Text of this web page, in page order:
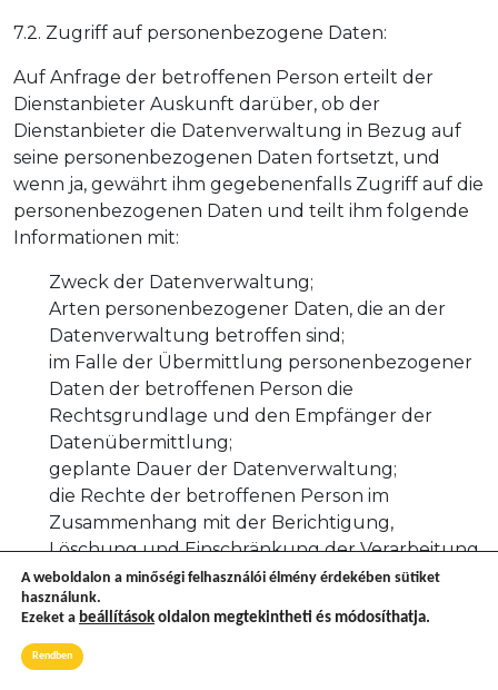
7.2. Zugriff auf personenbezogene Daten:
Auf Anfrage der betroffenen Person erteilt der
Dienstanbieter Auskunft darüber, ob der
Dienstanbieter die Datenverwaltung in Bezug auf
seine personenbezogenen Daten fortsetzt, und
wenn ja, gewährt ihm gegebenenfalls Zugriff auf die
personenbezogenen Daten und teilt ihm folgende
Informationen mit:
Zweck der Datenverwaltung;
Arten personenbezogener Daten, die an der
Datenverwaltung betroffen sind;
im Falle der Übermittlung personenbezogener
Daten der betroffenen Person die
Rechtsgrundlage und den Empfänger der
Datenübermittlung;
geplante Dauer der Datenverwaltung;
die Rechte der betroffenen Person im
Zusammenhang mit der Berichtigung,
Löschung und Einschränkung der Verarbeitung
personenbezogener Daten sowie Einwand
gegen die Verarbeitung personenbezogener
Daten;
die Möglichkeit, sich an die Behörde zu wenden;
A weboldalon a minőségi felhasználói élmény érdekében sütiket
használunk.
Ezeket a beállítások oldalon megtekintheti és módosíthatja.
Rendben